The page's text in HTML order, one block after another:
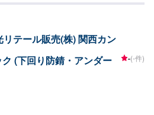
［＜お得＞セット価格：アンダープロテク
テール販売(株) 関西カン
(下回り防錆・アンダー
-(-件)